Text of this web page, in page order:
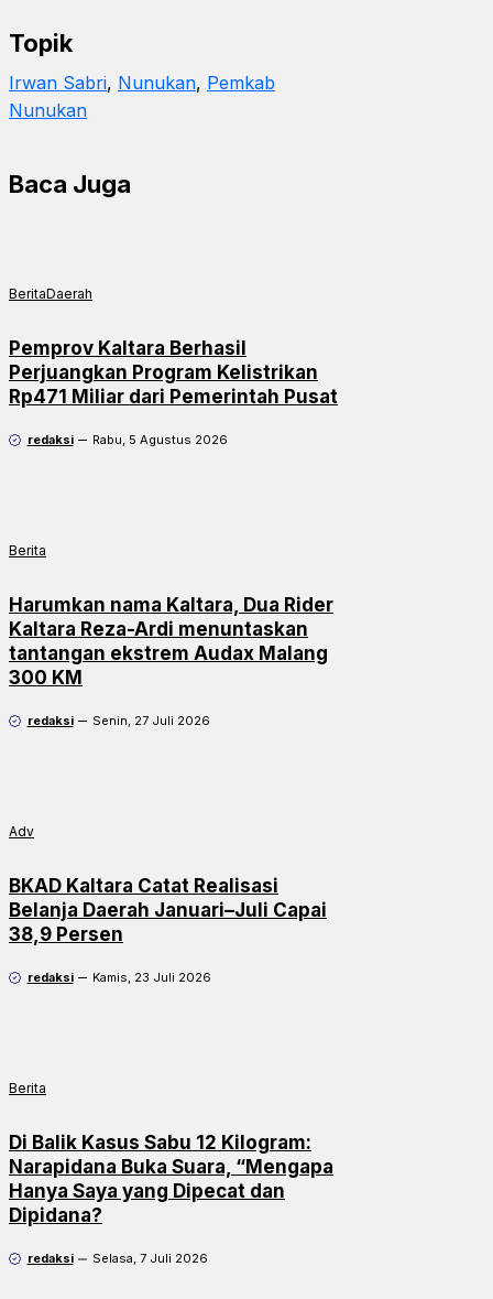
Topik
Irwan Sabri, Nunukan, Pemkab
Nunukan
Baca Juga
BeritaDaerah
Pemprov Kaltara Berhasil
Perjuangkan Program Kelistrikan
Rp471 Miliar dari Pemerintah Pusat
redaksi Rabu, 5 Agustus 2026
Berita
Harumkan nama Kaltara, Dua Rider
Kaltara Reza-Ardi menuntaskan
tantangan ekstrem Audax Malang
300 KM
redaksi Senin, 27 Juli 2026
Adv
BKAD Kaltara Catat Realisasi
Belanja Daerah Januari–Juli Capai
38,9 Persen
redaksi Kamis, 23 Juli 2026
Berita
Di Balik Kasus Sabu 12 Kilogram:
Narapidana Buka Suara, “Mengapa
Hanya Saya yang Dipecat dan
Dipidana?
redaksi Selasa, 7 Juli 2026